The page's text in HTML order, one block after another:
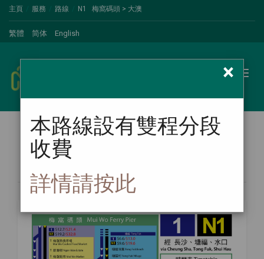
主頁 服務 路線 N1 梅窩碼頭 > 大澳
繁體 简体 English
路線圖
×
本路線設有雙程分段
收費
詳情請按此